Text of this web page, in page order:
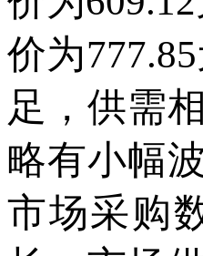
价为
足，供需
略有小幅
市场采购